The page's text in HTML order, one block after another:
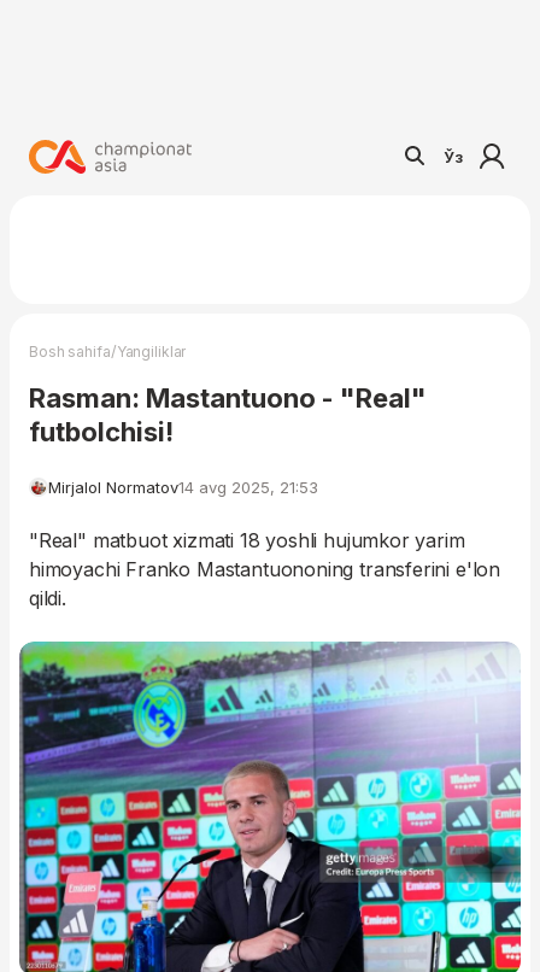
Ўз
Bosh sahifa/Yangiliklar
Rasman: Mastantuono - "Real"
futbolchisi!
Mirjalol Normatov14 avg 2025, 21:53
"Real" matbuot xizmati 18 yoshli hujumkor yarim
himoyachi Franko Mastantuononing transferini e'lon
qildi.